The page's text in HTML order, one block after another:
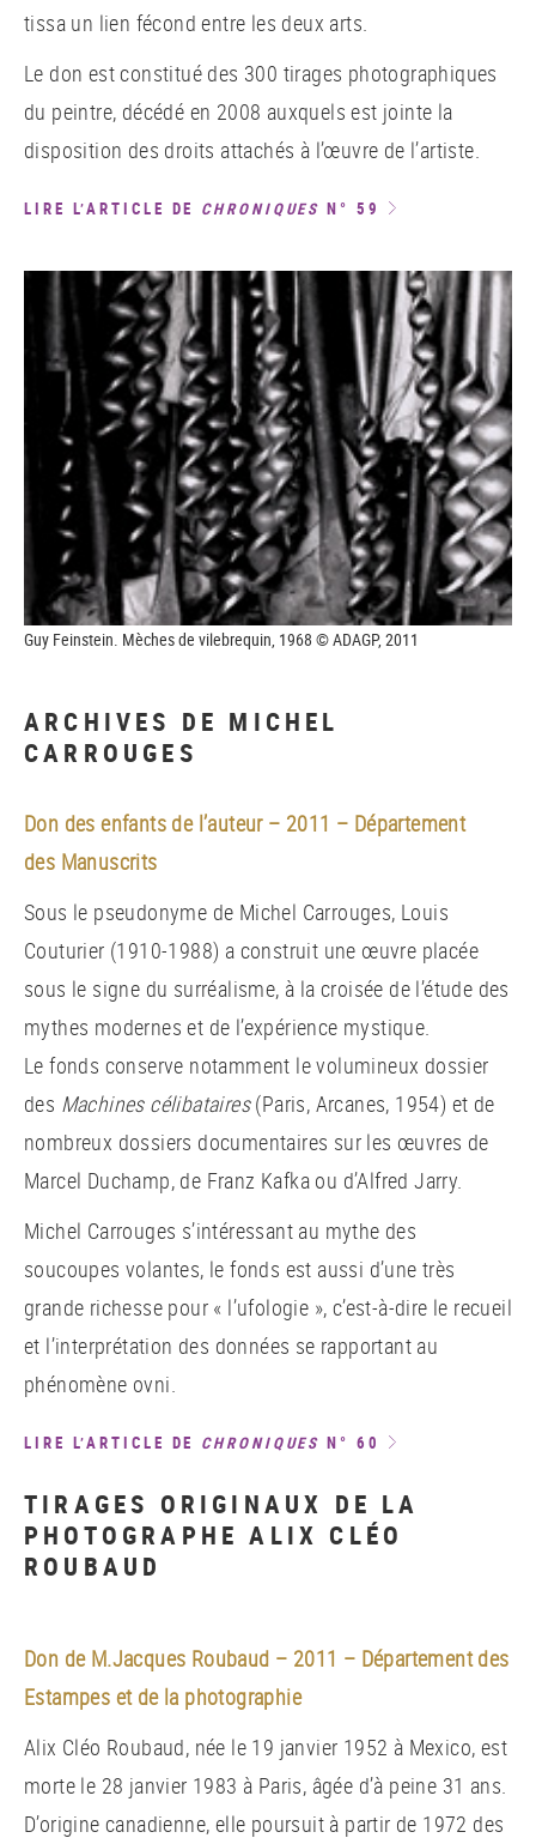
tissa un lien fécond entre les deux arts.
Le don est constitué des 300 tirages photographiques
du peintre, décédé en 2008 auxquels est jointe la
disposition des droits attachés à l’œuvre de l’artiste.
LIRE L’ARTICLE DE CHRONIQUES N° 59
Guy Feinstein. Mèches de vilebrequin, 1968 © ADAGP, 2011
ARCHIVES DE MICHEL
CARROUGES
Don des enfants de l’auteur – 2011 – Département
des Manuscrits
Sous le pseudonyme de Michel Carrouges, Louis
Couturier (1910-1988) a construit une œuvre placée
sous le signe du surréalisme, à la croisée de l’étude des
mythes modernes et de l’expérience mystique.
Le fonds conserve notamment le volumineux dossier
des Machines célibataires(Paris, Arcanes, 1954) et de
nombreux dossiers documentaires sur les œuvres de
Marcel Duchamp, de Franz Kafka ou d’Alfred Jarry.
Michel Carrouges s’intéressant au mythe des
soucoupes volantes, le fonds est aussi d’une très
grande richesse pour « l’ufologie », c’est-à-dire le recueil
et l’interprétation des données se rapportant au
phénomène ovni.
LIRE L’ARTICLE DE CHRONIQUES N° 60
TIRAGES ORIGINAUX DE LA
PHOTOGRAPHE ALIX CLÉO
ROUBAUD
Don de M.Jacques Roubaud – 2011 – Département des
Estampes et de la photographie
Alix Cléo Roubaud, née le 19 janvier 1952 à Mexico, est
morte le 28 janvier 1983 à Paris, âgée d’à peine 31 ans.
D’origine canadienne, elle poursuit à partir de 1972 des